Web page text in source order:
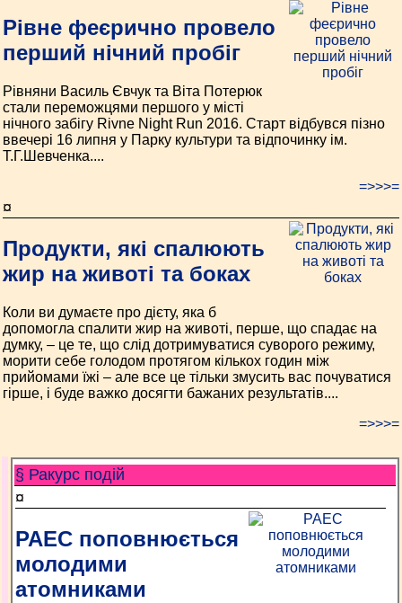
Рівне феєрично провело
перший нічний пробіг
Рівняни Василь Євчук та Віта Потерюк
стали переможцями першого у місті
нічного забігу Rivne Night Run 2016. Старт відбувся пізно
ввечері 16 липня у Парку культури та відпочинку ім.
Т.Г.Шевченка....
=>>>=
¤
Продукти, які спалюють
жир на животі та боках
Коли ви думаєте про дієту, яка б
допомогла спалити жир на животі, перше, що спадає на
думку, – це те, що слід дотримуватися суворого режиму,
морити себе голодом протягом кількох годин між
прийомами їжі – але все це тільки змусить вас почуватися
гірше, і буде важко досягти бажаних результатів....
=>>>=
§ Ракурс подій
¤
РАЕС поповнюється
молодими
атомниками